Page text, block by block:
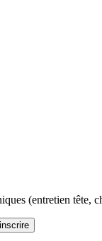
(entretien tête,